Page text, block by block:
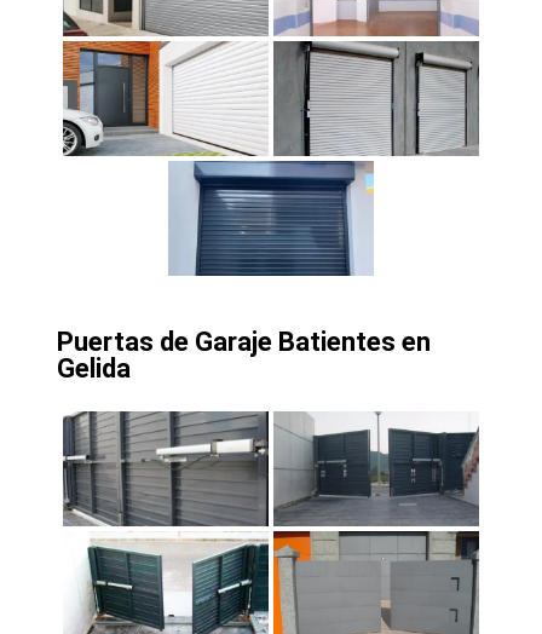
Puertas de Garaje Batientes en
Gelida